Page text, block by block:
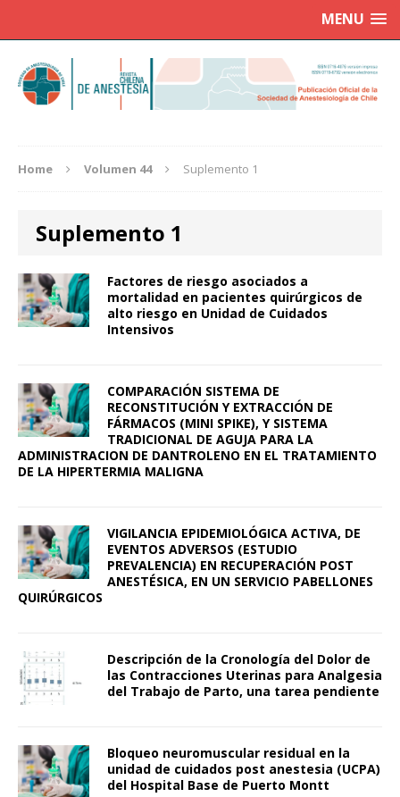
MENU
Home Volumen 44 Suplemento 1
Suplemento 1
Factores de riesgo asociados a
mortalidad en pacientes quirúrgicos de
alto riesgo en Unidad de Cuidados
Intensivos
COMPARACIÓN SISTEMA DE
RECONSTITUCIÓN Y EXTRACCIÓN DE
FÁRMACOS (MINI SPIKE), Y SISTEMA
TRADICIONAL DE AGUJA PARA LA
ADMINISTRACION DE DANTROLENO EN EL TRATAMIENTO
DE LA HIPERTERMIA MALIGNA
VIGILANCIA EPIDEMIOLÓGICA ACTIVA, DE
EVENTOS ADVERSOS (ESTUDIO
PREVALENCIA) EN RECUPERACIÓN POST
ANESTÉSICA, EN UN SERVICIO PABELLONES
QUIRÚRGICOS
Descripción de la Cronología del Dolor de
las Contracciones Uterinas para Analgesia
del Trabajo de Parto, una tarea pendiente
Bloqueo neuromuscular residual en la
unidad de cuidados post anestesia (UCPA)
del Hospital Base de Puerto Montt